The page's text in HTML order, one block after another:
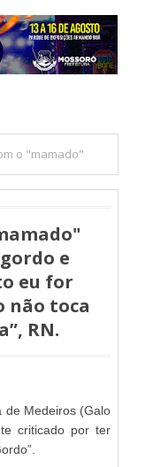
o "mamado"
eu for prefeito,
e
eu for
não toca
RN.
de Medeiros (Galo
criticado por ter